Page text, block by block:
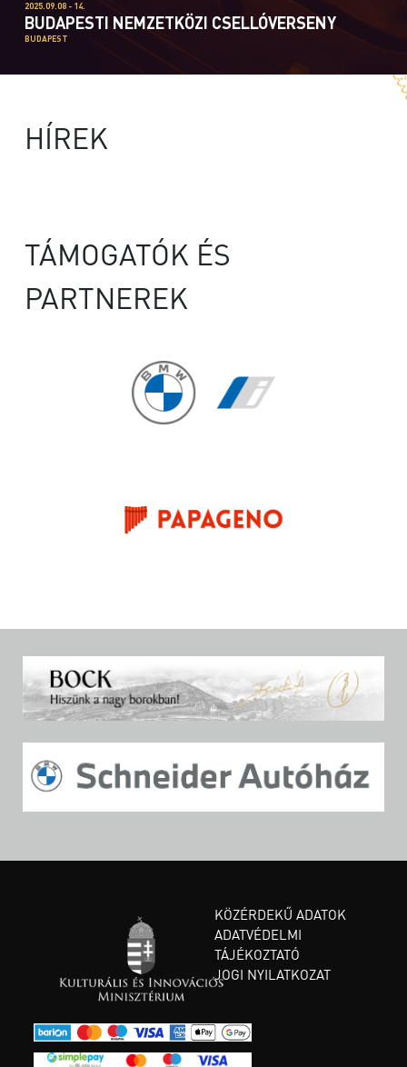
2025.09.08 - 14.
BUDAPESTI NEMZETKÖZI CSELLÓVERSENY
BUDAPEST
HÍREK
TÁMOGATÓK ÉS
PARTNEREK
KÖZÉRDEKŰ ADATOK
ADATVÉDELMI
TÁJÉKOZTATÓ
JOGI NYILATKOZAT